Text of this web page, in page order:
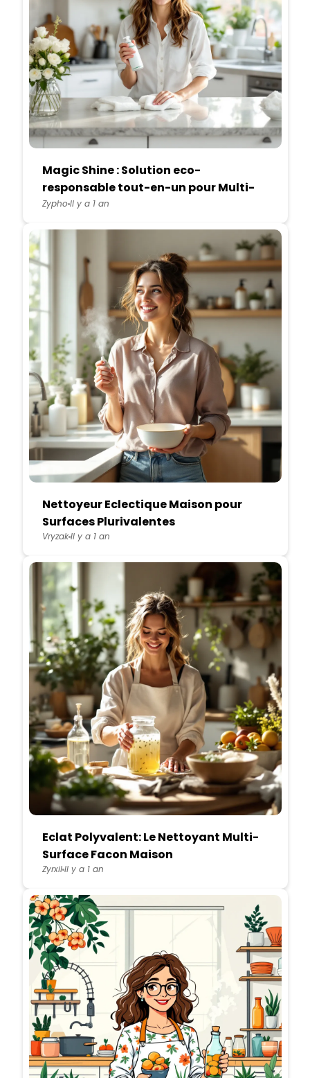
Magic Shine : Solution eco-
responsable tout-en-un pour Multi-
surfaces
ZyphoIl y a 1 an
Nettoyeur Eclectique Maison pour
Surfaces Plurivalentes
VryzakIl y a 1 an
Eclat Polyvalent: Le Nettoyant Multi-
Surface Facon Maison
ZyrxilIl y a 1 an